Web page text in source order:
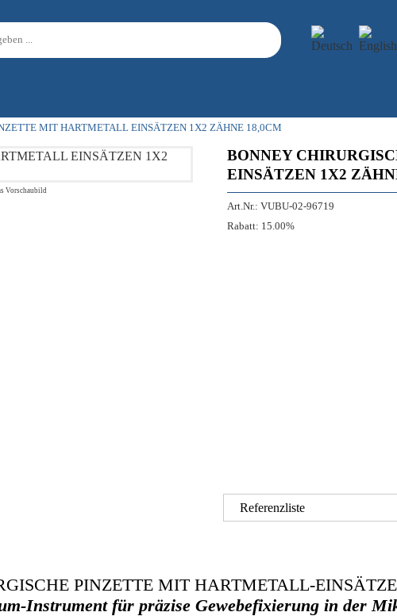
MIT HARTMETALL EINSÄTZEN 1X2 ZÄHNE 18,0CM
Vorschaubild
BONNEY
EINSÄTZEN 1X2
Art.Nr.: VUBU-02-96719
Rabatt: 15.00%
Referenzliste
PINZETTE MIT HARTMETALL-
Instrument für präzise Gewebefixierung in der